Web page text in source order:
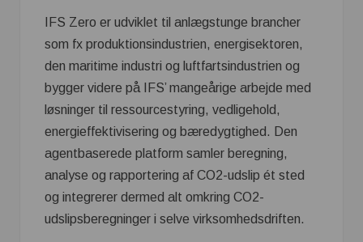
IFS Zero er udviklet til anlægstunge brancher
som fx produktionsindustrien, energisektoren,
den maritime industri og luftfartsindustrien og
bygger videre på IFS’ mangeårige arbejde med
løsninger til ressourcestyring, vedligehold,
energieffektivisering og bæredygtighed. Den
agentbaserede platform samler beregning,
analyse og rapportering af CO2-udslip ét sted
og integrerer dermed alt omkring CO2-
udslipsberegninger i selve virksomhedsdriften.